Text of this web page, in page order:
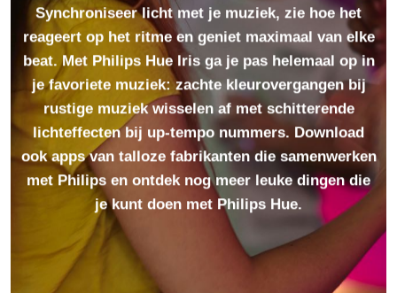
Synchroniseer licht met je muziek, zie hoe het
reageert op het ritme en geniet maximaal van elke
beat. Met Philips Hue Iris ga je pas helemaal op in
je favoriete muziek: zachte kleurovergangen bij
rustige muziek wisselen af met schitterende
lichteffecten bij up-tempo nummers. Download
ook apps van talloze fabrikanten die samenwerken
met Philips en ontdek nog meer leuke dingen die
je kunt doen met Philips Hue.